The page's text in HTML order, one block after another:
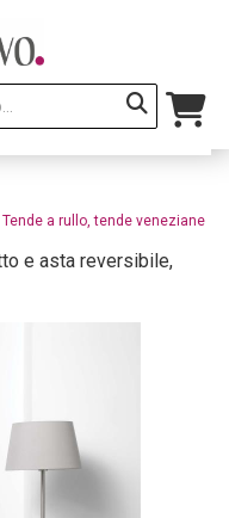
Tende a rullo, tende veneziane
e asta reversibile,